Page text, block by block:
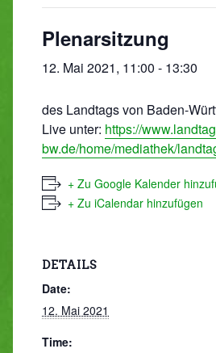
Plenarsitzung
12. Mai 2021, 11:00 - 13:30
des Landtags von Baden-
Live unter: https://
bw.de/home/mediathek/
+ Zu Google Kalender
+ Zu iCalendar hinzufügen
DETAILS
Date:
12. Mai 2021
Time: